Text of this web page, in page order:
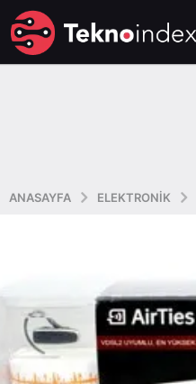
ANASAYFA ELEKTRONIK